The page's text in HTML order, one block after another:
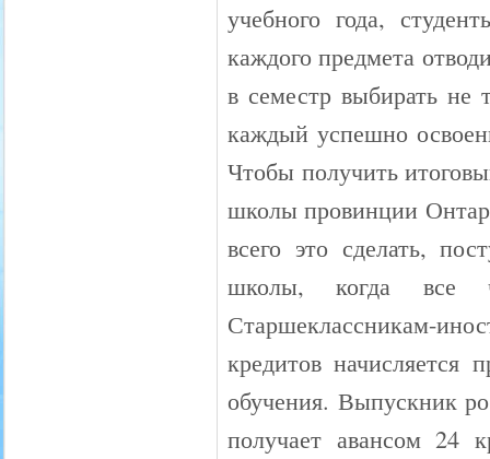
учебного года,
каждого предмета
в семестр выбирать не
каждый успешно
Чтобы получить
школы провинции
всего это сделать,
школы, когда все
Старшеклассникам-
кредитов начисляется
обучения. Выпускник
получает авансом 24